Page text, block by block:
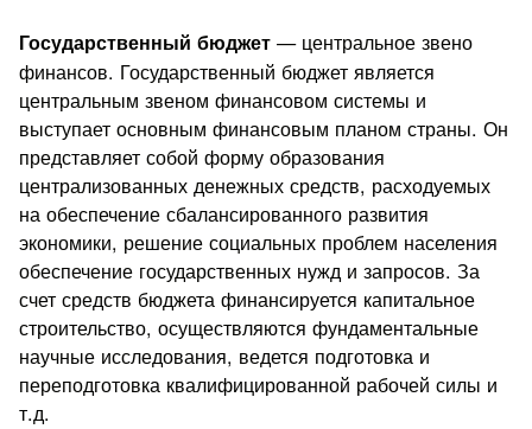
Государственный бюджет— центральное звено
финансов. Государственный бюджет является
центральным звеном финансовом системы и
выступает основным финансовым планом страны. Он
представляет собой форму образования
централизованных денежных средств, расходуемых
на обеспечение сбалансированного развития
экономики, решение социальных проблем населения
обеспечение государственных нужд и запросов. За
счет средств бюджета финансируется капитальное
строительство, осуществляются фундаментальные
научные исследования, ведется подготовка и
переподготовка квалифицированной рабочей силы и
т.д.